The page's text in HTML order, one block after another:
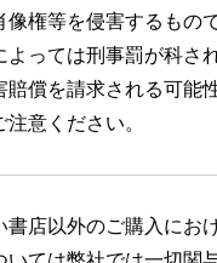
佐久間大介
像権等を侵害するもの
よっては刑事罰が科さ
賠償を請求される可能
注意ください。
書店以外のご購入にお